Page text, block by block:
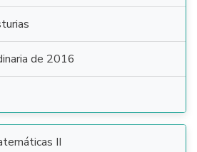
de 2016
II